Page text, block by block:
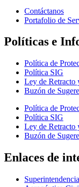
Contáctanos
Portafolio de
Políticas e
Política de
Política SIG
Ley de Retracto
Buzón de
Política de
Política SIG
Ley de Retracto
Buzón de
Enlaces de